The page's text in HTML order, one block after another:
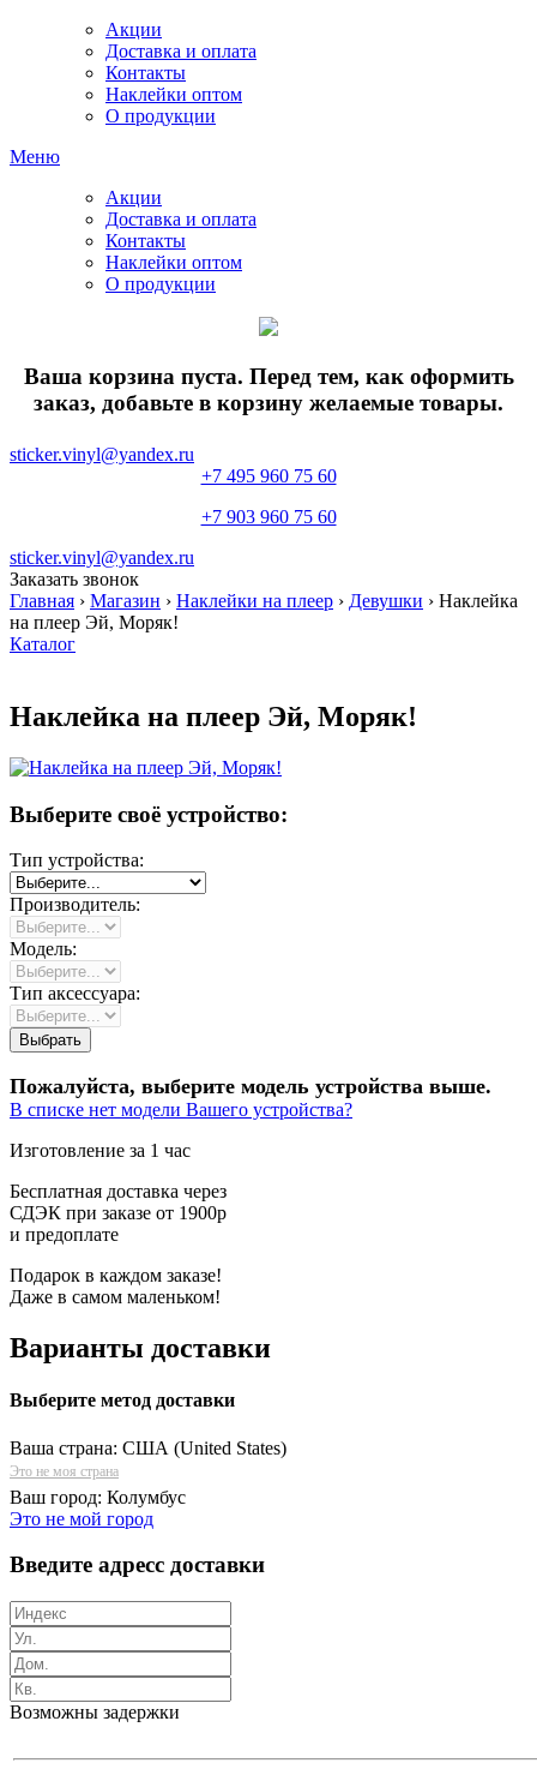
Акции
Доставка и оплата
Контакты
Наклейки оптом
О продукции
Меню
Акции
Доставка и оплата
Контакты
Наклейки оптом
О продукции
Ваша корзина пуста. Перед тем, как оформить
заказ, добавьте в корзину желаемые товары.
sticker.vinyl@yandex.ru
+7 495 960 75 60
+7 903 960 75 60
sticker.vinyl@yandex.ru
Заказать звонок
Главная › Магазин › Наклейки на плеер › Девушки › Наклейка
на плеер Эй, Моряк!
Каталог
Наклейка на плеер Эй, Моряк!
Выберите своё устройство:
Тип устройства:
Производитель:
Модель:
Тип аксессуара:
Пожалуйста, выберите модель устройства выше.
В списке нет модели Вашего устройства?
Изготовление за 1 час
Бесплатная доставка через
СДЭК при заказе от 1900р
и предоплате
Подарок в каждом заказе!
Даже в самом маленьком!
Варианты доставки
Выберите метод доставки
Ваша страна: США (United States)
Это не моя страна
Ваш город: Колумбус
Это не мой город
Введите адресс доставки
Возможны задержки